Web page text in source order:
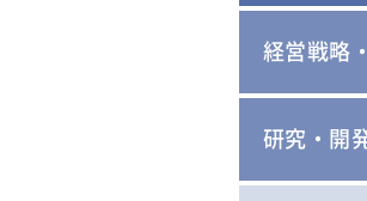
経営戦略
研究・開